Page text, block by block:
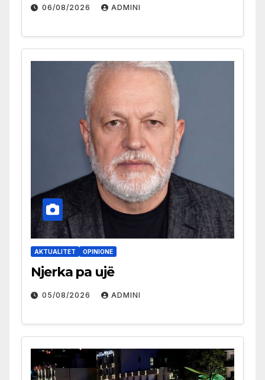
06/08/2026 ADMINI
AKTUALITET OPINIONE
Njerka pa ujë
05/08/2026 ADMINI